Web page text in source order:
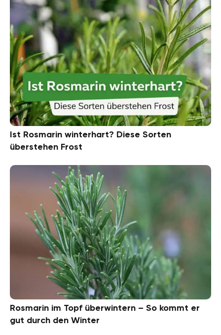
Ist Rosmarin winterhart? Diese Sorten
überstehen Frost
Rosmarin im Topf überwintern – So kommt er
gut durch den Winter